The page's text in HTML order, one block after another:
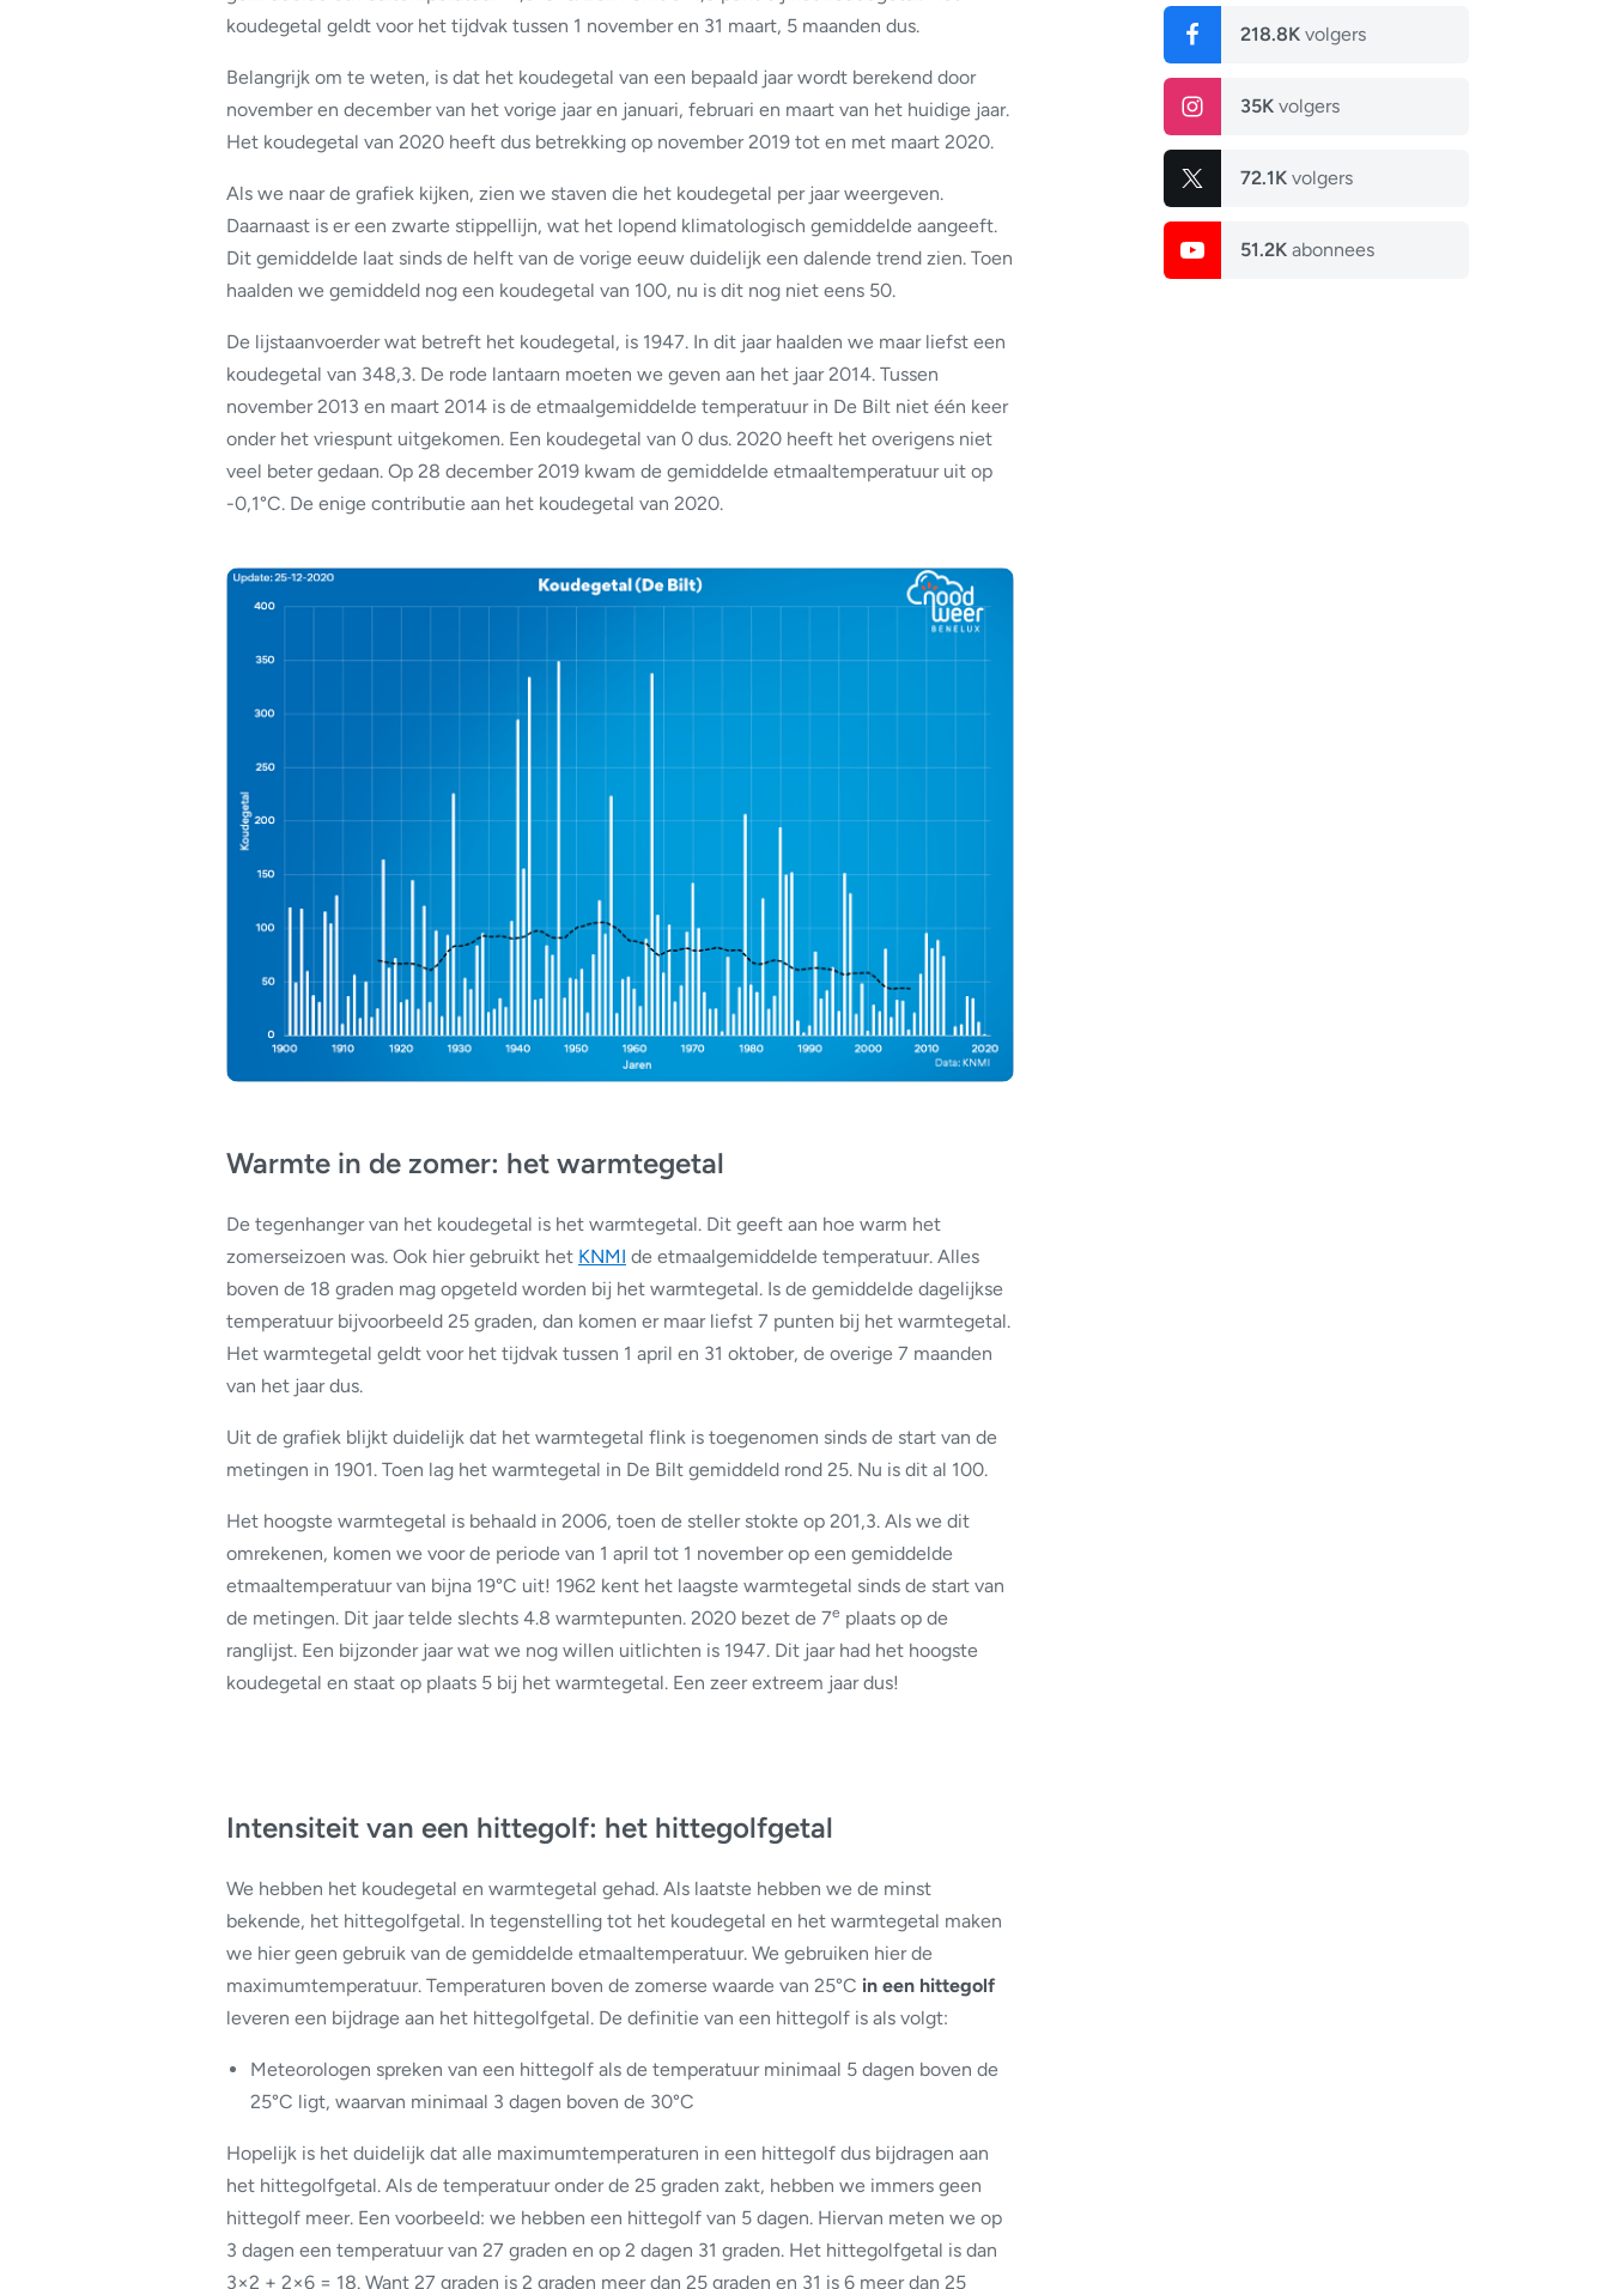
218.8K volgers
35K volgers
72.1K volgers
51.2K abonnees
koudegetal geldt voor het tijdvak tussen 1 november en 31 maart, 5 maanden dus.
Belangrijk om te weten, is dat het koudegetal van een bepaald jaar wordt berekend door
november en december van het vorige jaar en januari, februari en maart van het huidige jaar.
Het koudegetal van 2020 heeft dus betrekking op november 2019 tot en met maart 2020.
Als we naar de grafiek kijken, zien we staven die het koudegetal per jaar weergeven.
Daarnaast is er een zwarte stippellijn, wat het lopend klimatologisch gemiddelde aangeeft.
Dit gemiddelde laat sinds de helft van de vorige eeuw duidelijk een dalende trend zien. Toen
haalden we gemiddeld nog een koudegetal van 100, nu is dit nog niet eens 50.
De lijstaanvoerder wat betreft het koudegetal, is 1947. In dit jaar haalden we maar liefst een
koudegetal van 348,3. De rode lantaarn moeten we geven aan het jaar 2014. Tussen
november 2013 en maart 2014 is de etmaalgemiddelde temperatuur in De Bilt niet één keer
onder het vriespunt uitgekomen. Een koudegetal van 0 dus. 2020 heeft het overigens niet
veel beter gedaan. Op 28 december 2019 kwam de gemiddelde etmaaltemperatuur uit op
-0,1°C. De enige contributie aan het koudegetal van 2020.
Warmte in de zomer: het warmtegetal
De tegenhanger van het koudegetal is het warmtegetal. Dit geeft aan hoe warm het
zomerseizoen was. Ook hier gebruikt het KNMI de etmaalgemiddelde temperatuur. Alles
boven de 18 graden mag opgeteld worden bij het warmtegetal. Is de gemiddelde dagelijkse
temperatuur bijvoorbeeld 25 graden, dan komen er maar liefst 7 punten bij het warmtegetal.
Het warmtegetal geldt voor het tijdvak tussen 1 april en 31 oktober, de overige 7 maanden
van het jaar dus.
Uit de grafiek blijkt duidelijk dat het warmtegetal flink is toegenomen sinds de start van de
metingen in 1901. Toen lag het warmtegetal in De Bilt gemiddeld rond 25. Nu is dit al 100.
Het hoogste warmtegetal is behaald in 2006, toen de steller stokte op 201,3. Als we dit
omrekenen, komen we voor de periode van 1 april tot 1 november op een gemiddelde
etmaaltemperatuur van bijna 19°C uit! 1962 kent het laagste warmtegetal sinds de start van
de metingen. Dit jaar telde slechts 4.8 warmtepunten. 2020 bezet de 7e plaats op de
ranglijst. Een bijzonder jaar wat we nog willen uitlichten is 1947. Dit jaar had het hoogste
koudegetal en staat op plaats 5 bij het warmtegetal. Een zeer extreem jaar dus!
Intensiteit van een hittegolf: het hittegolfgetal
We hebben het koudegetal en warmtegetal gehad. Als laatste hebben we de minst
bekende, het hittegolfgetal. In tegenstelling tot het koudegetal en het warmtegetal maken
we hier geen gebruik van de gemiddelde etmaaltemperatuur. We gebruiken hier de
maximumtemperatuur. Temperaturen boven de zomerse waarde van 25°C in een hittegolf
leveren een bijdrage aan het hittegolfgetal. De definitie van een hittegolf is als volgt:
Meteorologen spreken van een hittegolf als de temperatuur minimaal 5 dagen boven de
25°C ligt, waarvan minimaal 3 dagen boven de 30°C
Hopelijk is het duidelijk dat alle maximumtemperaturen in een hittegolf dus bijdragen aan
het hittegolfgetal. Als de temperatuur onder de 25 graden zakt, hebben we immers geen
hittegolf meer. Een voorbeeld: we hebben een hittegolf van 5 dagen. Hiervan meten we op
3 dagen een temperatuur van 27 graden en op 2 dagen 31 graden. Het hittegolfgetal is dan
3×2 + 2×6 = 18. Want 27 graden is 2 graden meer dan 25 graden en 31 is 6 meer dan 25